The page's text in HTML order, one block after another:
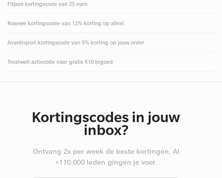
Fitpen kortingscode van 25 euro
Rosewe kortingscode van 12% korting op alles!
Avantisport kortingscode van 5% korting op jouw order
Treatwell actiecode voor gratis €10 tegoed
Kortingscodes in jouw
inbox?
Ontvang 2x per week de beste kortingen. Al
+110.000 leden gingen je voor.